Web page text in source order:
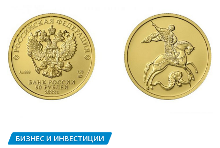
БИЗНЕС И ИНВЕСТИЦИИ